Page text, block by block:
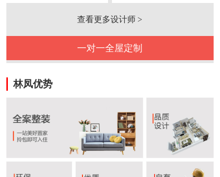
查看更多设计师 >
一对一全屋定制
林凤优势